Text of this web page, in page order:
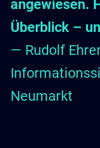
angewiesen.
Überblick –
— Rudolf
Neumarkt